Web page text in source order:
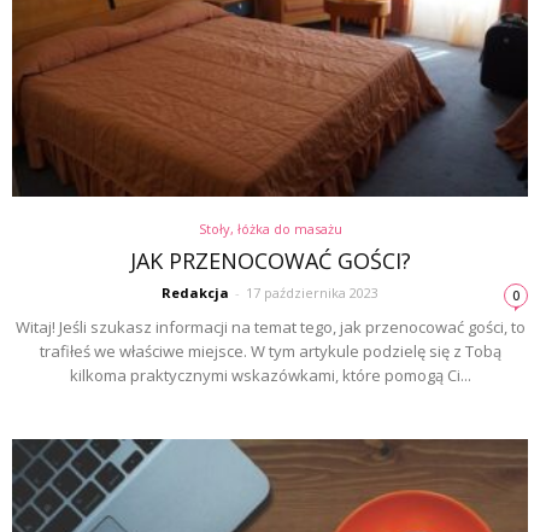
Stoły, łóżka do masażu
JAK PRZENOCOWAĆ GOŚCI?
Redakcja - 17 października 2023 0
Witaj! Jeśli szukasz informacji na temat tego, jak przenocować gości, to
trafiłeś we właściwe miejsce. W tym artykule podzielę się z Tobą
kilkoma praktycznymi wskazówkami, które pomogą Ci...